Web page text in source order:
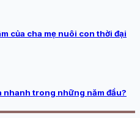
của cha mẹ nuôi con thời đại
nhanh trong những năm đầu?